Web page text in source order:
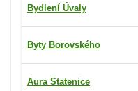
Bydlení Úvaly
Byty Borovského
Aura Statenice